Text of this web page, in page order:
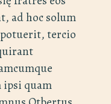
ad hoc solum
tercio
quam